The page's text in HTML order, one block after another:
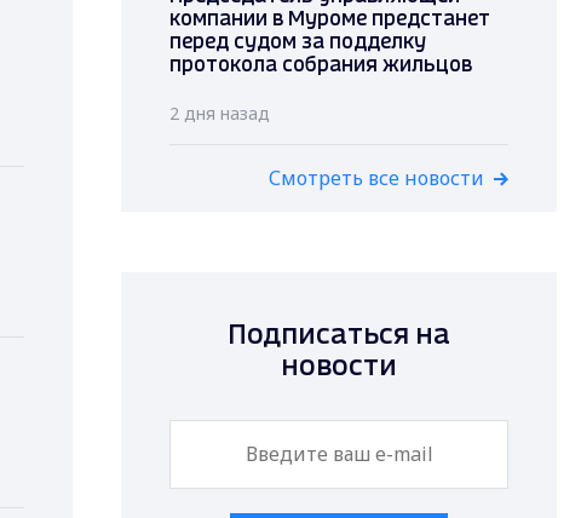
компании в Муроме предстанет
перед судом за подделку
протокола собрания жильцов
2 дня назад
Смотреть все новости
Подписаться на
новости